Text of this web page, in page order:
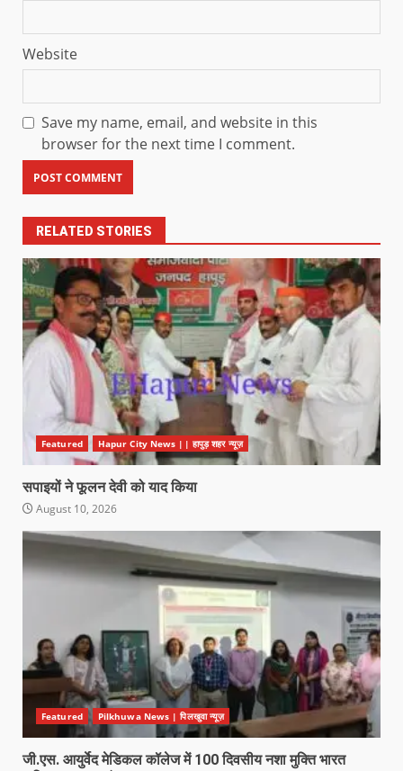
Website
Save my name, email, and website in this
browser for the next time I comment.
RELATED STORIES
Featured Hapur City News || हापुड़ शहर न्यूज़
सपाइयों ने फूलन देवी को याद किया
August 10, 2026
Featured Pilkhuwa News | पिलखुवा न्यूज़
जी.एस. आयुर्वेद मेडिकल कॉलेज में 100 दिवसीय नशा मुक्ति भारत